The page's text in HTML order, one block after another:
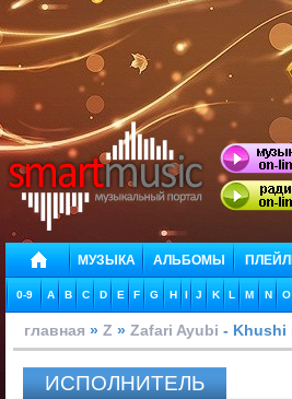
МУЗЫКА АЛЬБОМЫ
0-9 A B C D E F G H I J K L M N O
главная » Z » Zafari Ayubi - Khushi
ИСПОЛНИТЕЛЬ